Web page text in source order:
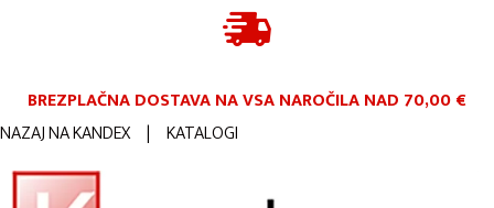
BREZPLAČNA DOSTAVA NA VSA NAROČILANAD 70,00 €
NAZAJ NA KANDEX | KATALOGI